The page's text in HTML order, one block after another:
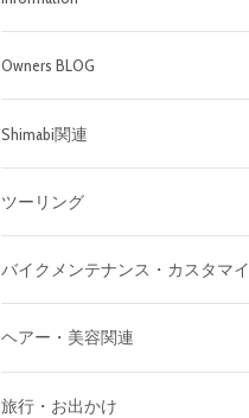
Owners BLOG
Shimabi関連
ツーリング
バイクメンテナンス・カスタマ
ヘアー・美容関連
旅行・お出かけ